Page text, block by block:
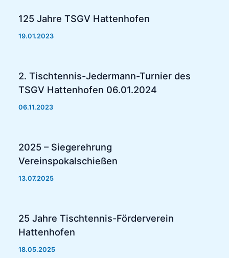
125 Jahre TSGV Hattenhofen
19.01.2023
2. Tischtennis-Jedermann-Turnier des
TSGV Hattenhofen 06.01.2024
06.11.2023
2025 – Siegerehrung
Vereinspokalschießen
13.07.2025
25 Jahre Tischtennis-Förderverein
Hattenhofen
18.05.2025